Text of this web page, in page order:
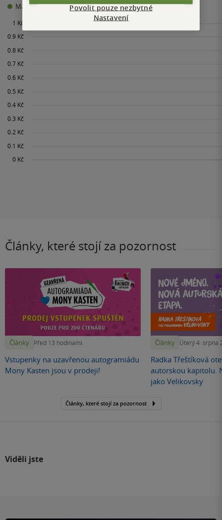
Maloobchodní cena Minimální prodejní cena:0 Kč
Články, které stojí za pozornost
Články Před 13 hodinami
Vstupenky na uzavřenou autogramiádu
Mony Kasten jsou v prodeji!
Články Úterý 4. srpna
Radka Třeštíková
autorskou kapitolu.
jako Velikovsky
Články, které stojí za pozornost
Viděli jste
Povolit pouze nezbytné
Nastavení